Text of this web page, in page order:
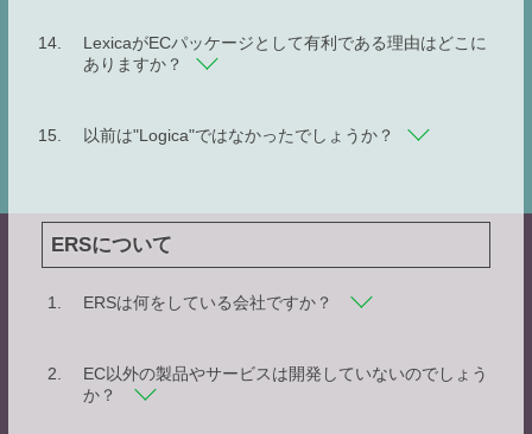
LexicaがECパッケージとして有利である理由はどこに
ありますか？
以前は"Logica"ではなかったでしょうか？
ERSについて
ERSは何をしている会社ですか？
EC以外の製品やサービスは開発していないのでしょう
か？